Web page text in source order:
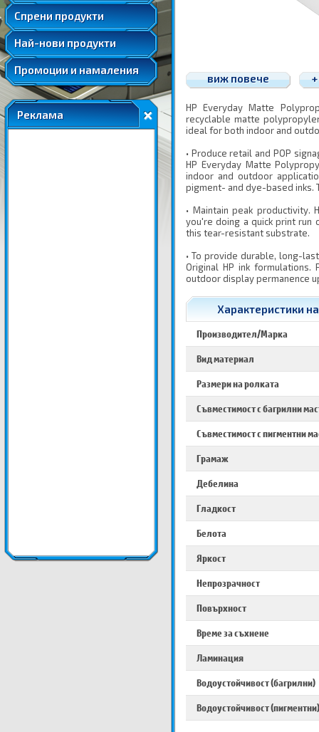
Спрени продукти
Удължени и допълнителни гаранции
Най-нови продукти
Промоции и намаления
Реклама
виж повече
HP Everyday Matte
recyclable matte
ideal for both indoor and
• Produce retail and POP
HP Everyday Matte
indoor and outdoor
pigment- and dye-based
• Maintain peak
you're doing a quick print run
this tear-resistant substrate.
• To provide durable, long-
Original HP ink
outdoor display permanence
Характеристики
Производител/Марка
Вид материал
Размери на ролката
Съвместимост с багрилни
Съвместимост с пигментни
Грамаж
Дебелина
Гладкост
Белота
Яркост
Непрозрачност
Повърхност
Време за съхнене
Ламинация
Водоустойчивост (багрилни)
Водоустойчивост (пигментни)